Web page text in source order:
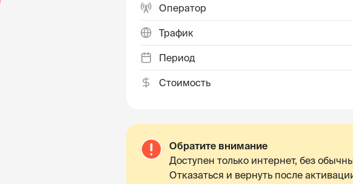
Оператор
Трафик
Период
Стоимость
Обратите внимание
Доступен только интернет, без
Отказаться и вернуть после